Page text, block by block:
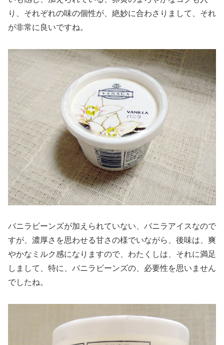
り、それぞれの味の個性が、絶妙に合わさりまして、それ
が非常に良いですね。
バニラビーンズが加えられていない、バニラアイスなので
すが、濃厚さを思わせる甘さの様でいながら、後味は、爽
やかなミルク感になりますので、わたくしは、それに満足
しまして、特に、バニラビーンズの、必要性を思いません
でしたね。